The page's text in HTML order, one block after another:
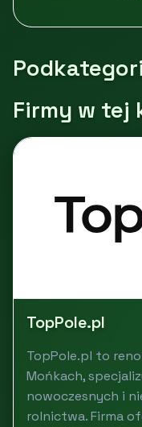
Firmy w tej
TopPole.pl
TopPole.pl to
Mońkach,
nowoczesnych i
rolnictwa. Firma